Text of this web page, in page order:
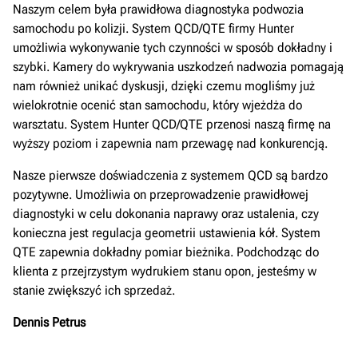
Naszym celem była prawidłowa diagnostyka podwozia
samochodu po kolizji. System QCD/QTE firmy Hunter
umożliwia wykonywanie tych czynności w sposób dokładny i
szybki. Kamery do wykrywania uszkodzeń nadwozia pomagają
nam również unikać dyskusji, dzięki czemu mogliśmy już
wielokrotnie ocenić stan samochodu, który wjeżdża do
warsztatu. System Hunter QCD/QTE przenosi naszą firmę na
wyższy poziom i zapewnia nam przewagę nad konkurencją.
Nasze pierwsze doświadczenia z systemem QCD są bardzo
pozytywne. Umożliwia on przeprowadzenie prawidłowej
diagnostyki w celu dokonania naprawy oraz ustalenia, czy
konieczna jest regulacja geometrii ustawienia kół. System
QTE zapewnia dokładny pomiar bieżnika. Podchodząc do
klienta z przejrzystym wydrukiem stanu opon, jesteśmy w
stanie zwiększyć ich sprzedaż.
Dennis Petrus